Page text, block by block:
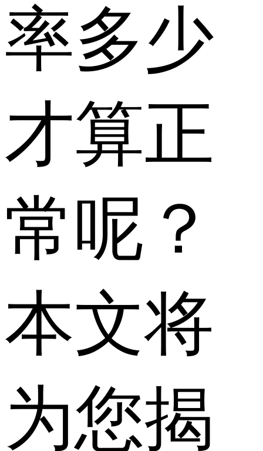
率多少
才算正
常呢？
本文将
为您揭